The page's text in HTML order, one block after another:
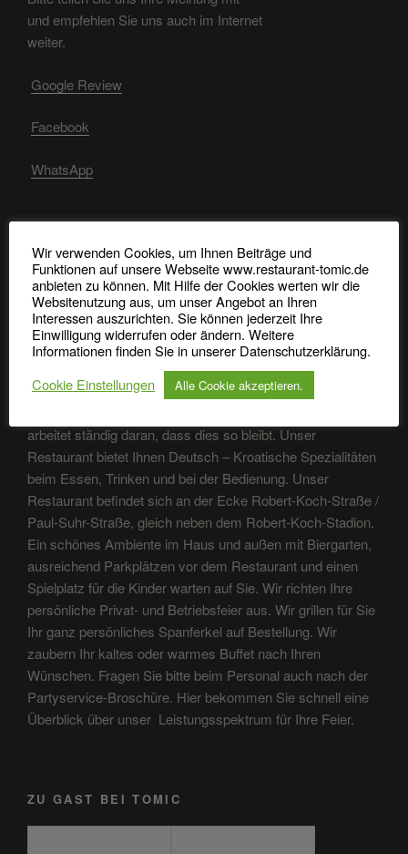
und empfehlen Sie uns auch im Internet
weiter.
Google Review
Facebook
WhatsApp
RECHTLICHE HINWEISE
Impressum, Datenschutz, Bildquellen
Allergene Nachweise
arbeitet ständig daran, dass dies so bleibt. Unser
Restaurant bietet Ihnen Deutsch – Kroatische Spezialitäten
beim Essen, Trinken und bei der Bedienung. Unser
Restaurant befindet sich an der Ecke Robert-Koch-Straße /
Paul-Suhr-Straße, gleich neben dem Robert-Koch-Stadion.
Ein schönes Ambiente im Haus und außen mit Biergarten,
ausreichend Parkplätzen vor dem Restaurant und einen
Spielplatz für die Kinder warten auf Sie. Wir richten Ihre
persönliche Privat- und Betriebsfeier aus. Wir grillen für Sie
Ihr ganz persönliches Spanferkel auf Bestellung. Wir
zaubern Ihr kaltes oder warmes Buffet nach Ihren
Wünschen. Fragen Sie bitte beim Personal auch nach der
Partyservice-Broschüre. Hier bekommen Sie schnell eine
Überblick über unser Leistungsspektrum für Ihre Feier.
ZU GAST BEI TOMIC
Wir verwenden Cookies, um Ihnen Beiträge und
Funktionen auf unsere Webseite www.restaurant-tomic.de
anbieten zu können. Mit Hilfe der Cookies werten wir die
Websitenutzung aus, um unser Angebot an Ihren
Interessen auszurichten. Sie können jederzeit Ihre
Einwilligung widerrufen oder ändern. Weitere
Informationen finden Sie in unserer Datenschutzerklärung.
Cookie Einstellungen
Alle Cookie akzeptieren.